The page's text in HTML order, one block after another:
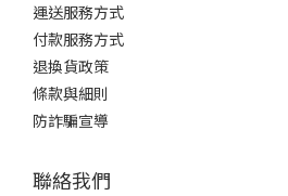
運送服務方式
付款服務方式
退換貨政策
條款與細則
防詐騙宣導
聯絡我們